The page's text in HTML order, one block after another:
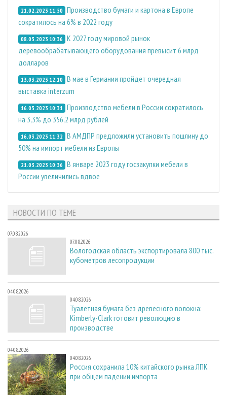
21.02.2023 11:50 Производство бумаги и картона в Европе
сократилось на 6% в 2022 году
08.03.2023 10:36 К 2027 году мировой рынок
деревообрабатывающего оборудования превысит 6 млрд
долларов
13.03.2023 12:10 В мае в Германии пройдет очередная
выставка interzum
16.03.2023 10:31 Производство мебели в России сократилось
на 3,3% до 356,2 млрд рублей
16.03.2023 11:32 В АМДПР предложили установить пошлину до
50% на импорт мебели из Европы
21.03.2023 10:36 В январе 2023 году госзакупки мебели в
России увеличились вдвое
НОВОСТИ ПО ТЕМЕ
07.08.2026
07.08.2026
Вологодская область экспортировала 800 тыс.
кубометров лесопродукции
04.08.2026
04.08.2026
Туалетная бумага без древесного волокна:
Kimberly-Clark готовит революцию в
производстве
04.08.2026
04.08.2026
Россия сохранила 10% китайского рынка ЛПК
при общем падении импорта